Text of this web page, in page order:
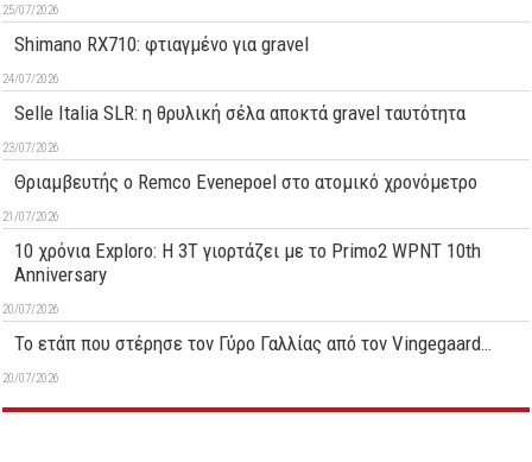
25/07/2026
Shimano RX710: φτιαγμένο για gravel
24/07/2026
Selle Italia SLR: η θρυλική σέλα αποκτά gravel ταυτότητα
23/07/2026
Θριαμβευτής ο Remco Evenepoel στο ατομικό χρονόμετρο
21/07/2026
10 χρόνια Exploro: Η 3T γιορτάζει με το Primo2 WPNT 10th
Anniversary
20/07/2026
Το ετάπ που στέρησε τον Γύρο Γαλλίας από τον Vingegaard…
20/07/2026